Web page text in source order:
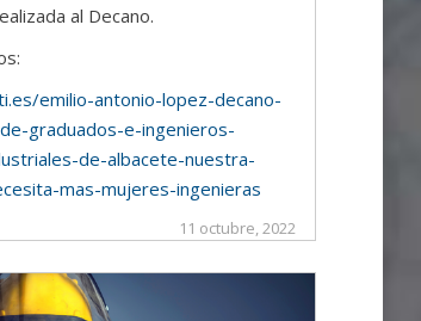
al Decano.
emilio-antonio-lopez-decano-
graduados-e-ingenieros-
de-albacete-nuestra-
mas-mujeres-ingenieras
11 octubre, 2022